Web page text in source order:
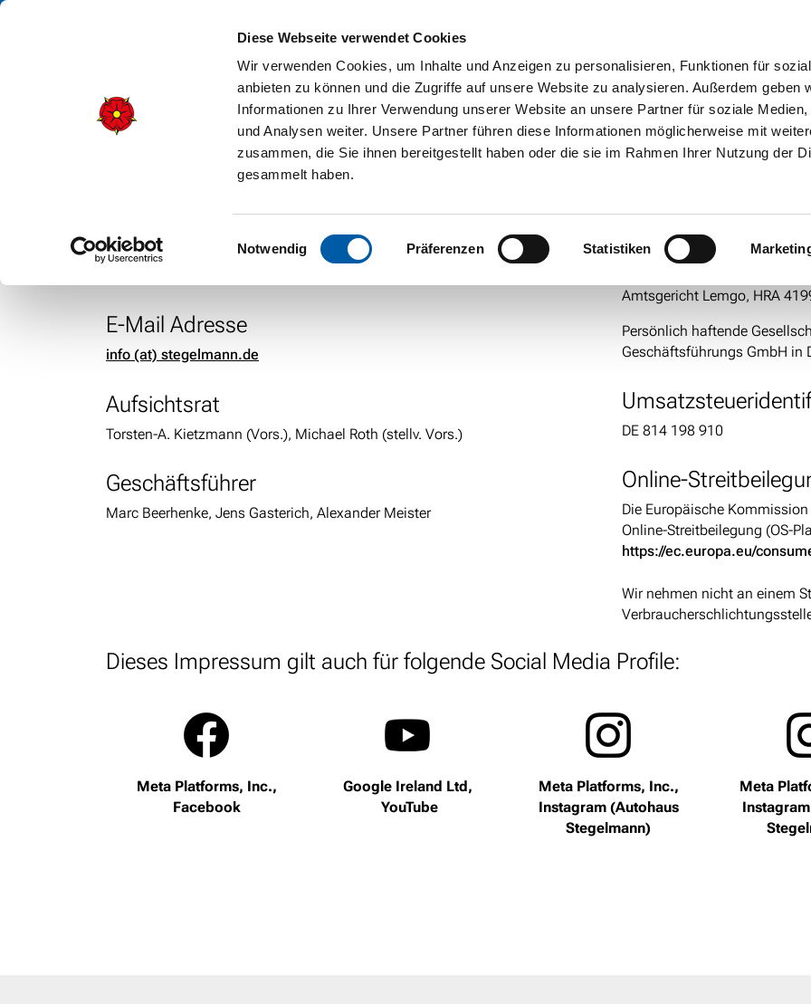
Diese Webseite verwendet Cookies
Wir verwenden Cookies, um Inhalte und Anzeigen zu personalisieren, Funktionen für
anbieten zu können und die Zugriffe auf unsere Website zu analysieren. Außerdem geben
Informationen zu Ihrer Verwendung unserer Website an unsere Partner für soziale Medien,
und Analysen weiter. Unsere Partner führen diese Informationen möglicherweise mit
zusammen, die Sie ihnen bereitgestellt haben oder die sie im Rahmen Ihrer Nutzung der
gesammelt haben.
Einwilligungsauswahl
Notwendig Präferenzen Statistiken
FAHRZEUGE VERMIETUNG
IMPRESSUM Autohaus Stegelmann GmbH & Co. KG - Bielefelder
Kontakt
E-Mail Adresse
info (at) stegelmann.de
Aufsichtsrat
Torsten-A. Kietzmann (Vors.), Michael Roth (stellv. Vors.)
Geschäftsführer
Marc Beerhenke, Jens Gasterich, Alexander Meister
Persönlich
Amtsgericht Lemgo, HRA
Persönlich haftende
Geschäftsführungs GmbH in
DE 814 198 910
Online-
Die Europäische
Online-Streitbeilegung (OS-
https://ec.europa.eu/
Wir nehmen nicht an einem
Dieses Impressum gilt auch für folgende Social Media Profile:
Meta Platforms, Inc.,
Facebook
Google Ireland Ltd,
YouTube
Meta Platforms, Inc.,
Instagram (Autohaus
Stegelmann)
Meta